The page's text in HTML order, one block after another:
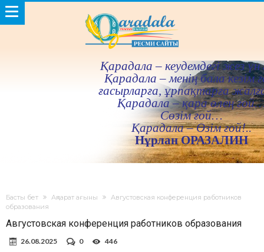
Қарадала – кеудемдегi жез үн
Қарадала – менiң бала кезiм
ғасырларға, ұрпақтарға
Қарадала – қара өлең
Сөзiм ғой…
Қарадала – Өзiм ғой!..
Нұрлан ОРАЗАЛИН
Басты бет Ақпарат ағыны
Августовская конференция работников
образования
Августовская конференция работников образования
26.08.2025 0 446